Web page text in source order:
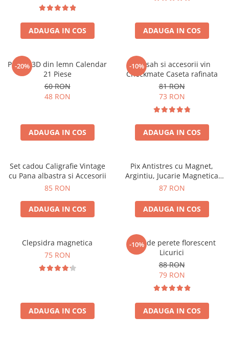
ADAUGA IN COS ADAUGA IN COS
-20%
Puzzle 3D din lemn Calendar
21 Piese
60 RON
48 RON
ADAUGA IN COS
-10%
Set sah si accesorii vin
Checkmate Caseta rafinata
81 RON
73 RON
ADAUGA IN COS
Set cadou Caligrafie Vintage
cu Pana albastra si Accesorii
85 RON
ADAUGA IN COS
Pix Antistres cu Magnet,
Argintiu, Jucarie Magnetica
pentru Birou
87 RON
ADAUGA IN COS
Clepsidra magnetica
75 RON
ADAUGA IN COS
-10%
Ceas de perete florescent
Licurici
88 RON
79 RON
ADAUGA IN COS